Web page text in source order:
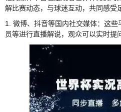
解比赛动态，与球迷互动，共同感受
1. 微博、抖音等国内社交媒体：这
员等进行直播解说，观众可以实时提